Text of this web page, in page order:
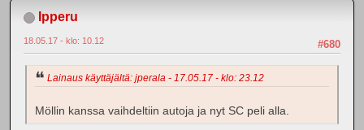
Ipperu
#680
18.05.17 - klo: 10.12
Lainaus käyttäjältä: jperala - 17.05.17 - klo: 23.12
Möllin kanssa vaihdeltiin autoja ja nyt SC peli alla.